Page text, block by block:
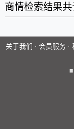
商情检索结果共
关于我们 · 会员服务 ·
■